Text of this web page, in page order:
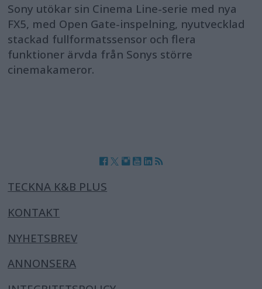
Sony utökar sin Cinema Line-serie med nya
FX5, med Open Gate-inspelning, nyutvecklad
stackad fullformatssensor och flera
funktioner ärvda från Sonys större
cinemakameror.
TECKNA K&B PLUS
KONTAKT
NYHETSBREV
ANNONSERA